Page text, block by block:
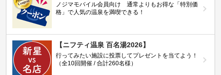
ノジマモバイル会員向け 通常よりもお得な「特別価
格」で人気の温泉を満喫できる！
【ニフティ温泉 百名湯2026】
行ってみたい施設に投票してプレゼントを当てよう！
（全10回開催 / 合計260名様）